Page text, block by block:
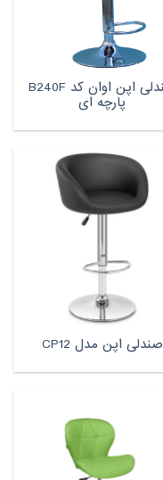
صندلی اپن اوان کد B240F
پارچه ای
صندلی اپن مدل CP12